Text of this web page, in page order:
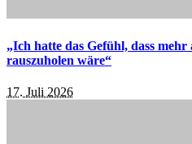
„Ich hatte das Gefühl, dass mehr
rauszuholen wäre“
17. Juli 2026